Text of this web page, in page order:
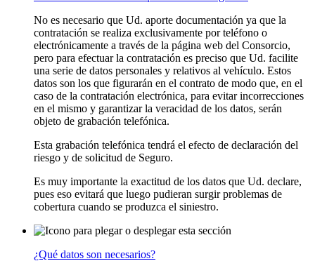
No es necesario que Ud. aporte documentación ya que la
contratación se realiza exclusivamente por teléfono o
electrónicamente a través de la página web del Consorcio,
pero para efectuar la contratación es preciso que Ud. facilite
una serie de datos personales y relativos al vehículo. Estos
datos son los que figurarán en el contrato de modo que, en el
caso de la contratación electrónica, para evitar incorrecciones
en el mismo y garantizar la veracidad de los datos, serán
objeto de grabación telefónica.
Esta grabación telefónica tendrá el efecto de declaración del
riesgo y de solicitud de Seguro.
Es muy importante la exactitud de los datos que Ud. declare,
pues eso evitará que luego pudieran surgir problemas de
cobertura cuando se produzca el siniestro.
¿Qué datos son necesarios?